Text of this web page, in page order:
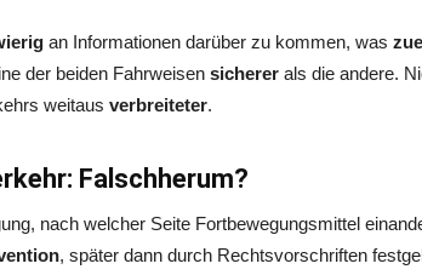
an Informationen darüber zu kommen, was
der beiden Fahrweisen sicherer als die andere.
weitaus verbreiteter.
Falschherum?
nach welcher Seite Fortbewegungsmittel
, später dann durch Rechtsvorschriften